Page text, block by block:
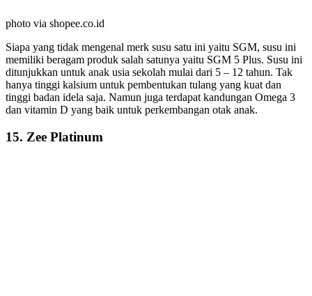
photo via shopee.co.id
Siapa yang tidak mengenal merk susu satu ini yaitu SGM, susu ini
memiliki beragam produk salah satunya yaitu SGM 5 Plus. Susu ini
ditunjukkan untuk anak usia sekolah mulai dari 5 – 12 tahun. Tak
hanya tinggi kalsium untuk pembentukan tulang yang kuat dan
tinggi badan idela saja. Namun juga terdapat kandungan Omega 3
dan vitamin D yang baik untuk perkembangan otak anak.
15. Zee Platinum